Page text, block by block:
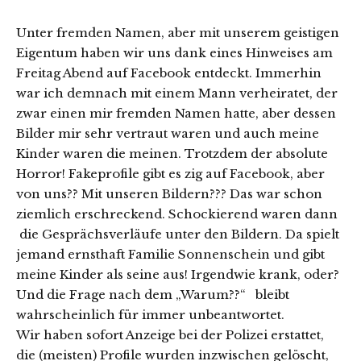
Unter fremden Namen, aber mit unserem geistigen
Eigentum haben wir uns dank eines Hinweises am
Freitag Abend auf Facebook entdeckt. Immerhin
war ich demnach mit einem Mann verheiratet, der
zwar einen mir fremden Namen hatte, aber dessen
Bilder mir sehr vertraut waren und auch meine
Kinder waren die meinen. Trotzdem der absolute
Horror! Fakeprofile gibt es zig auf Facebook, aber
von uns?? Mit unseren Bildern??? Das war schon
ziemlich erschreckend. Schockierend waren dann
die Gesprächsverläufe unter den Bildern. Da spielt
jemand ernsthaft Familie Sonnenschein und gibt
meine Kinder als seine aus! Irgendwie krank, oder?
Und die Frage nach dem „Warum??“ bleibt
wahrscheinlich für immer unbeantwortet.
Wir haben sofort Anzeige bei der Polizei erstattet,
die (meisten) Profile wurden inzwischen gelöscht,